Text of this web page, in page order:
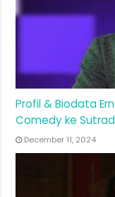
Profil & Biodata
Comedy ke
December 11, 2024